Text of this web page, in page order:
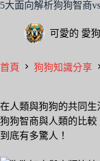
5大面向解析狗狗智商
可愛的 愛
首頁 狗狗知識分享
在人類與狗狗的共同生
狗狗智商與人類的比
到底有多驚人！